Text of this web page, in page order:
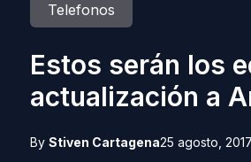
Telefonos
Estos serán los
actualización a
By Stiven Cartagena25 agosto, 2017